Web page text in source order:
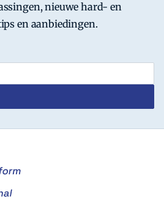
nieuwe hard- en
en aanbiedingen.